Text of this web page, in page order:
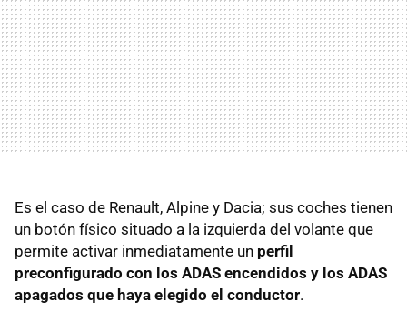
Es el caso de Renault, Alpine y Dacia; sus coches tienen
un botón físico situado a la izquierda del volante que
permite activar inmediatamente un perfil
preconfigurado con los ADAS encendidos y los ADAS
apagados que haya elegido el conductor.